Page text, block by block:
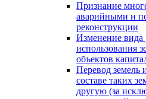
Признание
аварийными и
реконструкции
Изменение вида
использования
объектов
Перевод земель
составе таких
другую (за